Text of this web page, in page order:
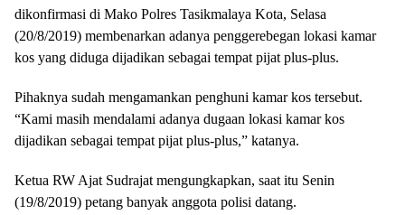
dikonfirmasi di Mako Polres Tasikmalaya Kota, Selasa
(20/8/2019) membenarkan adanya penggerebegan lokasi kamar
kos yang diduga dijadikan sebagai tempat pijat plus-plus.
Pihaknya sudah mengamankan penghuni kamar kos tersebut.
“Kami masih mendalami adanya dugaan lokasi kamar kos
dijadikan sebagai tempat pijat plus-plus,” katanya.
Ketua RW Ajat Sudrajat mengungkapkan, saat itu Senin
(19/8/2019) petang banyak anggota polisi datang.